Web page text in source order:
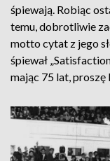
śpiewają. Robiąc
temu, dobrotliwie
motto cytat z jego
śpiewał
mając 75 lat, proszę